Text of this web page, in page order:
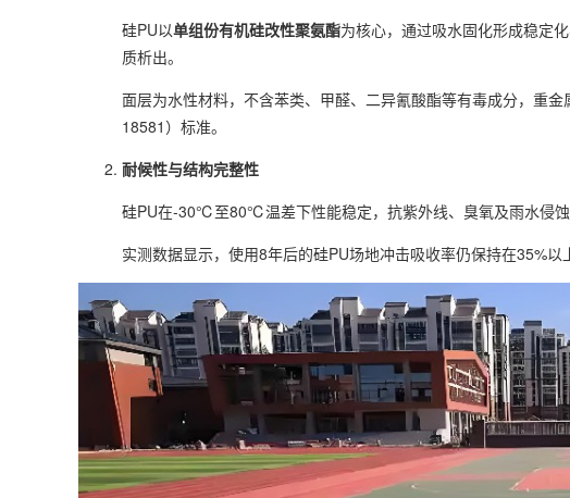
硅PU以单组份有机硅改性聚氨酯为核心，通过吸水固化形成稳定
质析出。
面层为水性材料，不含苯类、甲醛、二异氰酸酯等有毒成分，重金
18581）标准。
耐候性与结构完整性
硅PU在-30℃至80℃温差下性能稳定，抗紫外线、臭氧及雨水侵蚀
实测数据显示，使用8年后的硅PU场地冲击吸收率仍保持在35%